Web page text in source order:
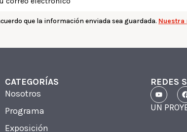
que la información enviada sea guardada.
CATEGORÍAS
Nosotros
Programa
Exposición
REDES
UN